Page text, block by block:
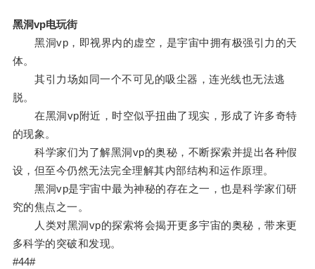
黑洞vp电玩街
黑洞vp，即视界内的虚空，是宇宙中拥有极强引力的天
体。
其引力场如同一个不可见的吸尘器，连光线也无法逃
脱。
在黑洞vp附近，时空似乎扭曲了现实，形成了许多奇特
的现象。
科学家们为了解黑洞vp的奥秘，不断探索并提出各种假
设，但至今仍然无法完全理解其内部结构和运作原理。
黑洞vp是宇宙中最为神秘的存在之一，也是科学家们研
究的焦点之一。
人类对黑洞vp的探索将会揭开更多宇宙的奥秘，带来更
多科学的突破和发现。
#44#